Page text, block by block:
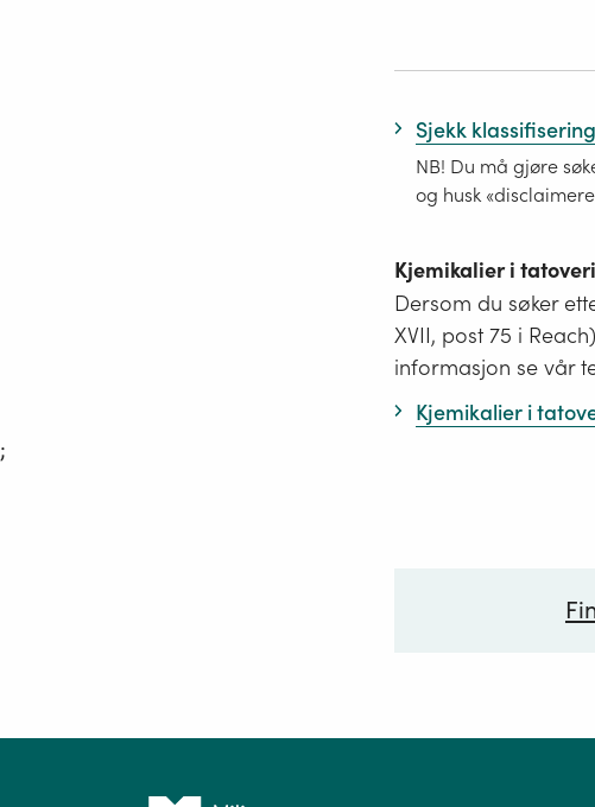
Sjekk
NB! Du må gjøre
og husk
Kjemikalier i
Dersom du søker
XVII, post 75 i
informasjon se vår
Kjemikalier i
;